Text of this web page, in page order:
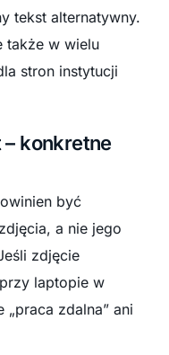
tekst alternatywny.
także w wielu
stron instytucji
konkretne
być
a nie jego
zdjęcie
laptopie w
„praca zdalna” ani